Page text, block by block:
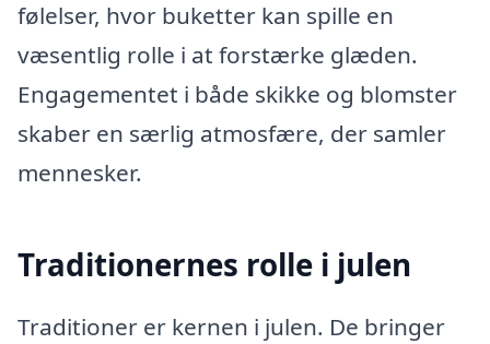
følelser, hvor buketter kan spille en
væsentlig rolle i at forstærke glæden.
Engagementet i både skikke og blomster
skaber en særlig atmosfære, der samler
mennesker.
Traditionernes rolle i julen
Traditioner er kernen i julen. De bringer